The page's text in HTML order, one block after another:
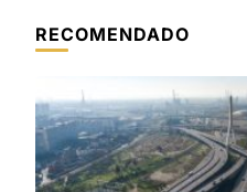
RECOMENDADO